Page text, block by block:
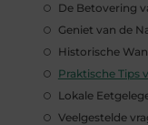
De Betovering
Geniet van de
Historische
Praktische Tips
Lokale
Veelgestelde